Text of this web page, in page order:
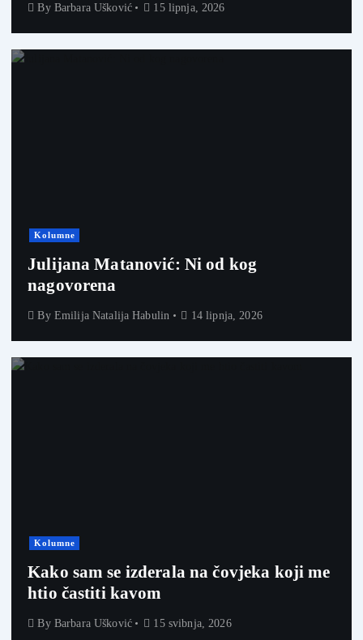
By Barbara Ušković 15 lipnja, 2026
Kolumne
Julijana Matanović: Ni od kog
nagovorena
By Emilija Natalija Habulin 14 lipnja, 2026
Kolumne
Kako sam se izderala na čovjeka koji me
htio častiti kavom
By Barbara Ušković 15 svibnja, 2026